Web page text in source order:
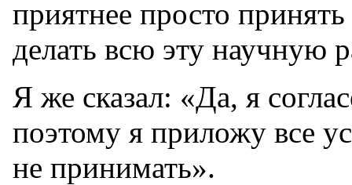
приятнее просто
делать всю эту научную
Я же сказал: «Да, я
поэтому я приложу все
не принимать».